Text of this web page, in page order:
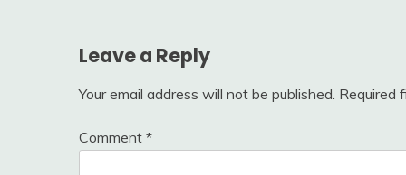
Leave a Reply
Your email address will not be published. Required
Comment *